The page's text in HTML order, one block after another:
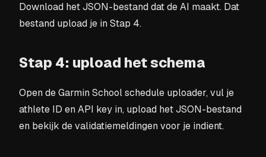
Download het JSON-bestand dat de AI maakt. Dat
bestand upload je in Stap 4.
Stap 4: upload het schema
Open de Garmin School schedule uploader, vul je
athlete ID en API key in, upload het JSON-bestand
en bekijk de validatiemeldingen voor je indient.